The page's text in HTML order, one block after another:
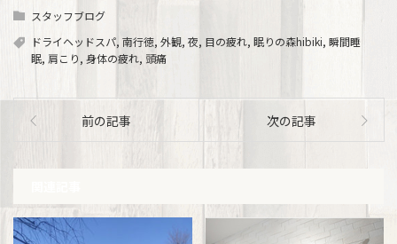
スタッフブログ
ドライヘッドスパ, 南行徳, 外観, 夜, 目の疲れ, 眠りの森hibiki, 瞬間睡
眠, 肩こり, 身体の疲れ, 頭痛
前の記事 次の記事